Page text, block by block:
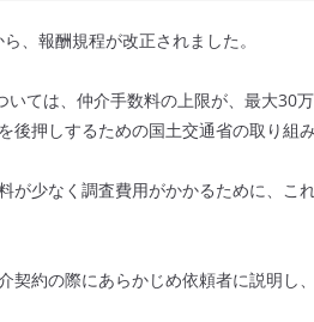
、報酬規程が改正されました。
ては、仲介手数料の上限が、最大30
後押しするための国土交通省の取り組
が少なく調査費用がかかるために、
契約の際にあらかじめ依頼者に説明し